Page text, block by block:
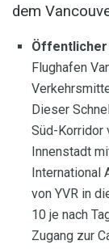
dem
Öffentlicher
Flughafen
Dieser
Süd-Korridor
Innenstadt
International
von YVR in
10 je nach
Zugang zur